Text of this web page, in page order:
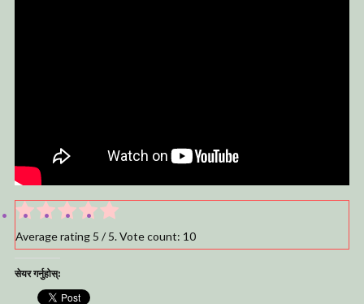
Average rating 5 / 5. Vote count: 10
सेयर गर्नुहोस्: